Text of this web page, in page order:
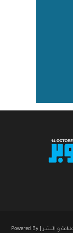
© جميع الحقوق محفوظة لمؤسسة 14 أكتوبر للصحافة و الطباعة و النشر | Powered By